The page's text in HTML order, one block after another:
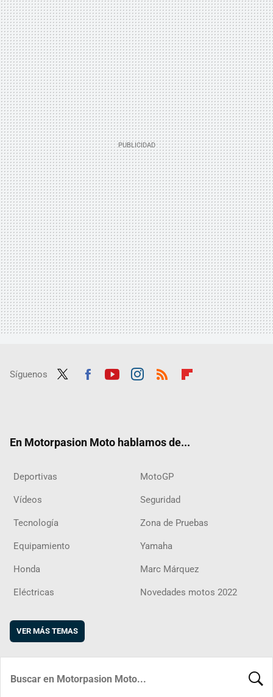
Síguenos
En Motorpasion Moto hablamos de...
Deportivas MotoGP
Vídeos Seguridad
Tecnología Zona de Pruebas
Equipamiento Yamaha
Honda Marc Márquez
Eléctricas Novedades motos 2022
VER MÁS TEMAS